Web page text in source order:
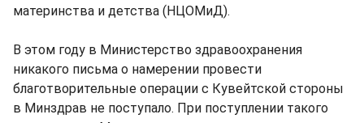
материнства и детства (НЦОМиД).
В этом году в Министерство здравоохранения
никакого письма о намерении провести
благотворительные операции с Кувейтской стороны
в Минздрав не поступало. При поступлении такого